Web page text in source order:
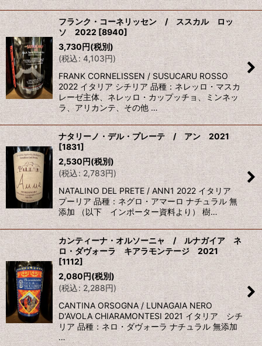
フランク・コーネリッセン / ススカル ロッ
ソ 2022[8940]
3,730円(税別)
(税込: 4,103円)
FRANK CORNELISSEN / SUSUCARU ROSSO
2022 イタリア シチリア 品種：ネレッロ・マスカ
レーゼ主体、ネレッロ・カップッチョ、ミンネッ
ラ、アリカンテ、その他 …
ナタリーノ・デル・プレーテ / アン 2021
[1831]
2,530円(税別)
(税込: 2,783円)
NATALINO DEL PRETE / ANN1 2022 イタリア
プーリア 品種：ネグロ・アマーロ ナチュラル 無
添加 （以下 インポーター資料より） 樹…
カンティーナ・オルソーニャ / ルナガイア ネ
ロ・ダヴォーラ キアラモンテージ 2021
[1112]
2,080円(税別)
(税込: 2,288円)
CANTINA ORSOGNA / LUNAGAIA NERO
D'AVOLA CHIARAMONTESI 2021 イタリア シチ
リア 品種：ネロ・ダヴォーラ ナチュラル 無添加
…